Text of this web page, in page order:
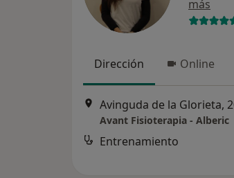
más
Dirección Online
Avinguda de la Glorieta,
Avant Fisioterapia - Alberic
Entrenamiento